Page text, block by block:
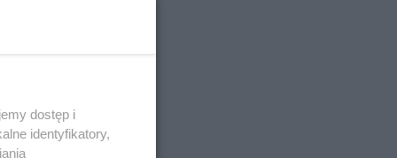
dostęp i
identyfikatory,